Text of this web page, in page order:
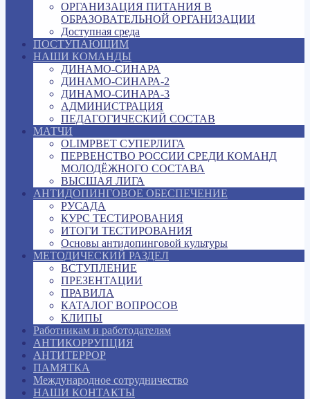
ОРГАНИЗАЦИЯ ПИТАНИЯ В
ОБРАЗОВАТЕЛЬНОЙ ОРГАНИЗАЦИИ
Доступная среда
ПОСТУПАЮЩИМ
НАШИ КОМАНДЫ
ДИНАМО-СИНАРА
ДИНАМО-СИНАРА-2
ДИНАМО-СИНАРА-3
АДМИНИСТРАЦИЯ
ПЕДАГОГИЧЕСКИЙ СОСТАВ
МАТЧИ
OLIMPBET СУПЕРЛИГА
ПЕРВЕНСТВО РОССИИ СРЕДИ КОМАНД
МОЛОДЁЖНОГО СОСТАВА
ВЫСШАЯ ЛИГА
АНТИДОПИНГОВОЕ ОБЕСПЕЧЕНИЕ
РУСАДА
КУРС ТЕСТИРОВАНИЯ
ИТОГИ ТЕСТИРОВАНИЯ
Основы антидопинговой культуры
МЕТОДИЧЕСКИЙ РАЗДЕЛ
ВСТУПЛЕНИЕ
ПРЕЗЕНТАЦИИ
ПРАВИЛА
КАТАЛОГ ВОПРОСОВ
КЛИПЫ
Работникам и работодателям
АНТИКОРРУПЦИЯ
АНТИТЕРРОР
ПАМЯТКА
Международное сотрудничество
НАШИ КОНТАКТЫ